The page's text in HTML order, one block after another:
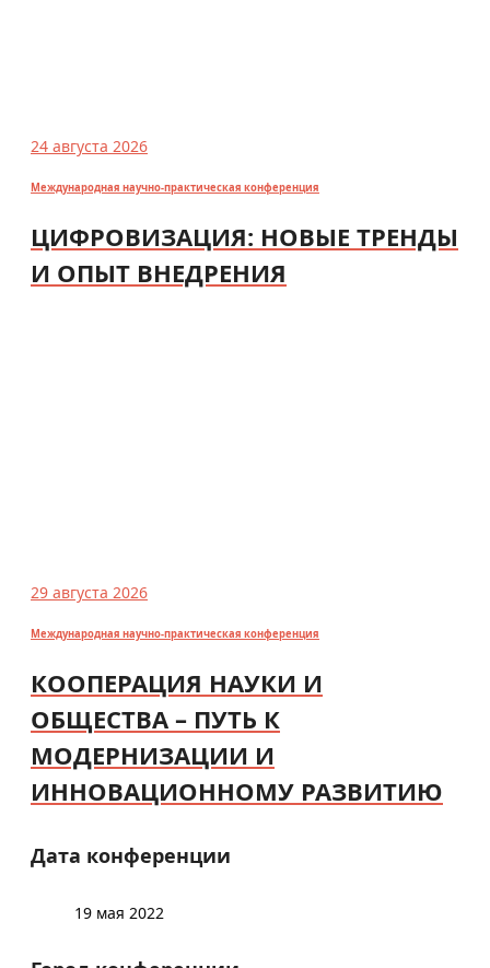
24 августа 2026
Международная научно-практическая конференция
ЦИФРОВИЗАЦИЯ: НОВЫЕ ТРЕНДЫ
И ОПЫТ ВНЕДРЕНИЯ
29 августа 2026
Международная научно-практическая конференция
КООПЕРАЦИЯ НАУКИ И
ОБЩЕСТВА – ПУТЬ К
МОДЕРНИЗАЦИИ И
ИННОВАЦИОННОМУ РАЗВИТИЮ
Дата конференции
19 мая 2022